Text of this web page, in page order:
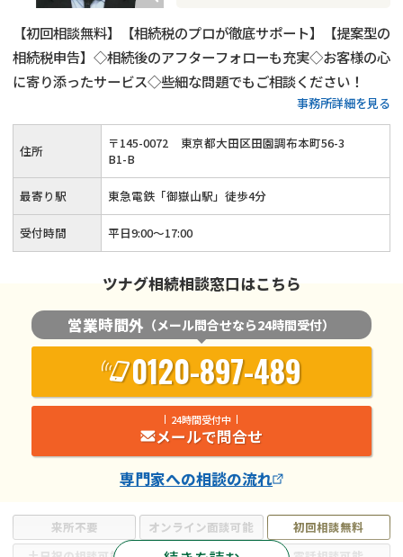
【初回相談無料】【相続税のプロが徹底サポート】【提案型の
相続税申告】◇相続後のアフターフォローも充実◇お客様の心
に寄り添ったサービス◇些細な問題でもご相談ください！
事務所詳細を見る
来所不要 オンライン面談可能
初回相談無料
住所 〒145-0072
東京都大田区田園調布本町56-3
B1-B
最寄り駅 東急電鉄「御嶽山駅」徒歩4分
受付時間 平日9:00〜17:00
ツナグ相続相談窓口はこちら
営業時間外 （メール問合せなら24時間受付）
0120-897-489
24時間受付中
メールで問合せ
専門家への相談の流れ